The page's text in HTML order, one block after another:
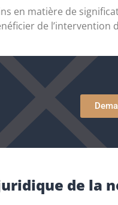
en matière de
de l’intervention
de